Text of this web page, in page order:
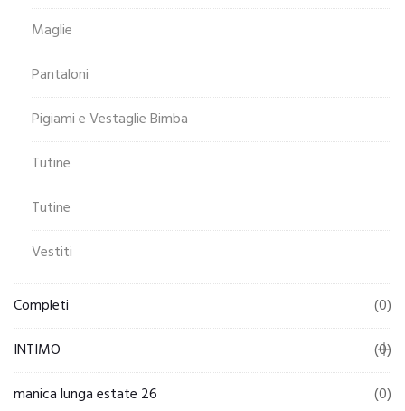
Maglie
Pantaloni
Pigiami e Vestaglie Bimba
Tutine
Tutine
Vestiti
Completi
(0)
INTIMO
(0)
manica lunga estate 26
(0)